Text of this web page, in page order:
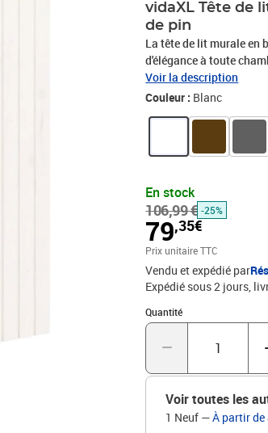
vidaXL Tête de
de pin
La tête de lit murale en
d'élégance à toute
un matériau naturel
au matériau son
les lits sans tête de lit.
massifDimensions :
Voir la description
Couleur : Blanc
En stock
106,99 € -25%
79,35€
Prix unitaire TTC
Vendu et expédié par
Expédié sous 2 jours
Quantité
Quantité : 1
Voir toutes les
1 Neuf —À partir de